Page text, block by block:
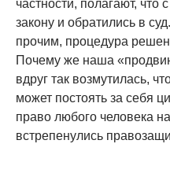
частности, полагают, что
закону и обратились в
прочим, процедура
Почему же наша
вдруг так возмутилась,
может постоять за себя
право любого человека
встрепенулись